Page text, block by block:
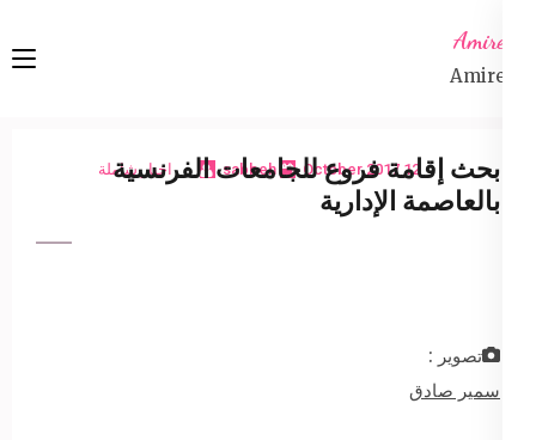
content
Amireta
Amireta
12 October 2017
sabbeh اخبار شاملة
بحث إقامة فروع للجامعات الفرنسية
بالعاصمة الإدارية
تصوير :
سمير صادق